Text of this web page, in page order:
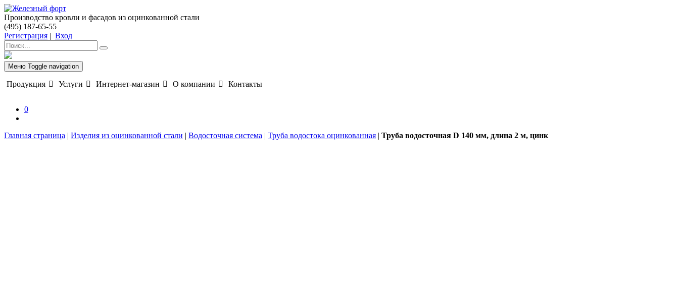
Производство кровли и фасадов из оцинкованной стали
(495) 187-65-55
Регистрация | Вход
Меню Toggle navigation
Продукция Услуги Интернет-магазин О компании Контакты
0
Главная страница | Изделия из оцинкованной стали | Водосточная система | Труба водостока оцинкованная | Труба водосточная D 140 мм, длина 2 м, цинк